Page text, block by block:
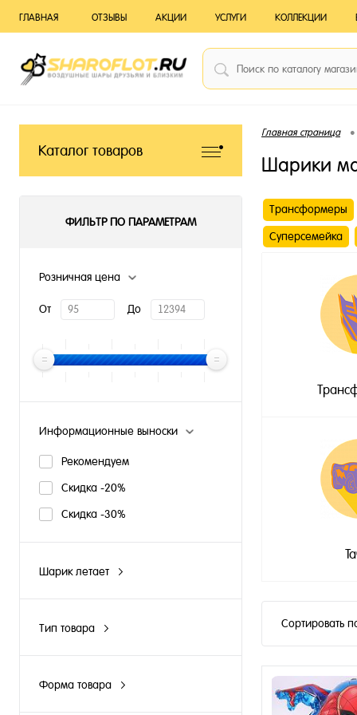
ГЛАВНАЯ ОТЗЫВЫ АКЦИИ УСЛУГИ КОЛЛЕКЦИИ
Каталог товаров
ФИЛЬТР ПО ПАРАМЕТРАМ
Розничная цена
От До
Информационные выноски
Рекомендуем
Скидка -20%
Скидка -30%
Шарик летает
Тип товара
Форма товара
Главная страница •
Шарики
Трансформеры
Суперсемейка
Сортировать